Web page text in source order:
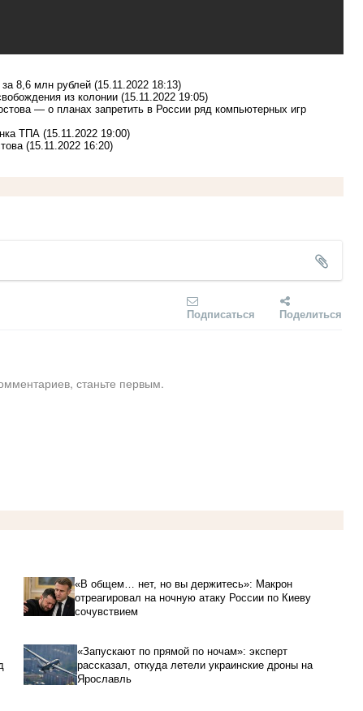
8,6 млн рублей (15.11.2022 18:13)
из колонии (15.11.2022 19:05)
— о планах запретить в России ряд компьютерных игр
ТПА (15.11.2022 19:00)
(15.11.2022 16:20)
Подписаться Поделиться
станьте первым.
«В общем… нет, но вы держитесь»: Макрон
отреагировал на ночную атаку России по Киеву
сочувствием
«Запускают по прямой по ночам»: эксперт
рассказал, откуда летели украинские дроны на
Ярославль